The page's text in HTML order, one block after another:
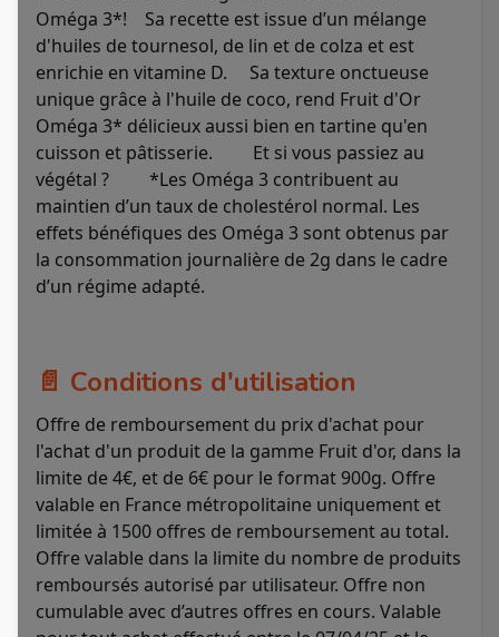
Oméga 3*! Sa recette est issue d’un mélange
d'huiles de tournesol, de lin et de colza et est
enrichie en vitamine D. Sa texture onctueuse
unique grâce à l'huile de coco, rend Fruit d'Or
Oméga 3* délicieux aussi bien en tartine qu'en
cuisson et pâtisserie. Et si vous passiez au
végétal ? *Les Oméga 3 contribuent au
maintien d’un taux de cholestérol normal. Les
effets bénéfiques des Oméga 3 sont obtenus par
la consommation journalière de 2g dans le cadre
d’un régime adapté.
📄 Conditions d'utilisation
Offre de remboursement du prix d'achat pour
l'achat d'un produit de la gamme Fruit d'or, dans la
limite de 4€, et de 6€ pour le format 900g. Offre
valable en France métropolitaine uniquement et
limitée à 1500 offres de remboursement au total.
Offre valable dans la limite du nombre de produits
remboursés autorisé par utilisateur. Offre non
cumulable avec d’autres offres en cours. Valable